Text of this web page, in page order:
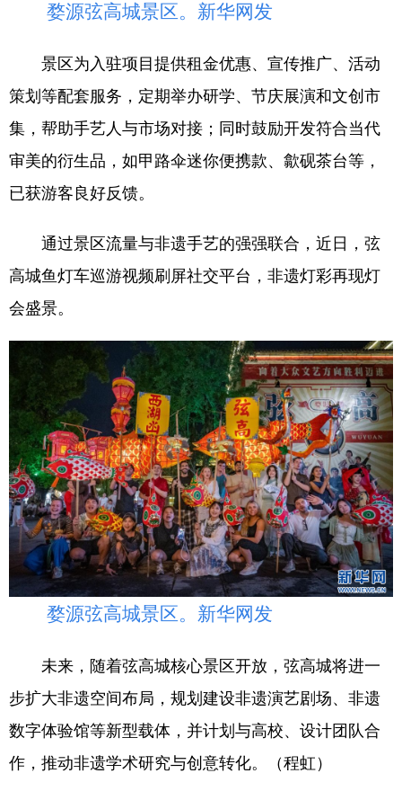
婺源弦高城景区。新华网发
景区为入驻项目提供租金优惠、宣传推广、活动
策划等配套服务，定期举办研学、节庆展演和文创市
集，帮助手艺人与市场对接；同时鼓励开发符合当代
审美的衍生品，如甲路伞迷你便携款、歙砚茶台等，
已获游客良好反馈。
通过景区流量与非遗手艺的强强联合，近日，弦
高城鱼灯车巡游视频刷屏社交平台，非遗灯彩再现灯
会盛景。
婺源弦高城景区。新华网发
未来，随着弦高城核心景区开放，弦高城将进一
步扩大非遗空间布局，规划建设非遗演艺剧场、非遗
数字体验馆等新型载体，并计划与高校、设计团队合
作，推动非遗学术研究与创意转化。（程虹）